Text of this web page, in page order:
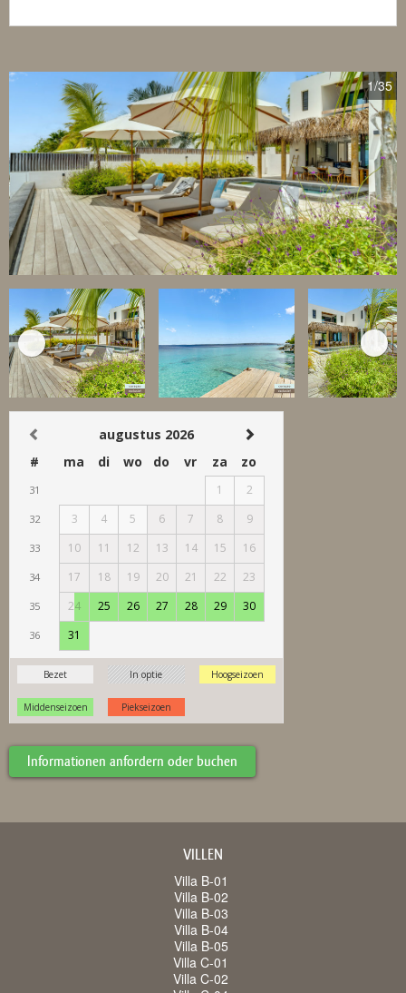
1/35
Informationen anfordern oder buchen
VILLEN
Villa B-01
Villa B-02
Villa B-03
Villa B-04
Villa B-05
Villa C-01
Villa C-02